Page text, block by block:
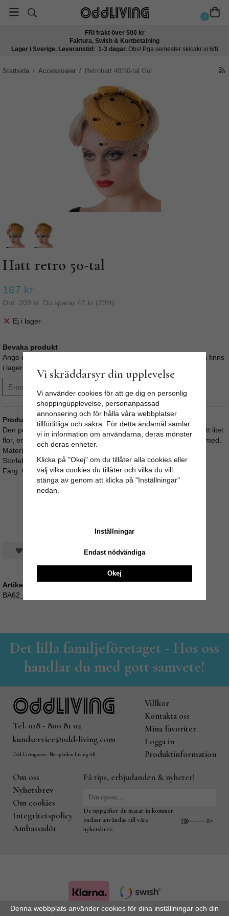
0
FRI frakt över 500 kr
Faktura, Swish & Kortbetalning
Lager i Sverige. Leveranstid: 1-3 dagar. Obs! Pga semester skicakr vi 6/8
Startsida / Accessoarer / Retrohatt 40/50-tal Gul
Hatt retro 50-tal
167 kr
Ord. 209 kr . Du sparar 42 kr (20%)
Ej i lager
Bevaka produkt
Ange din e-postadress nedan så meddelar vi dig när produkten finns
i lager! Din e-postadress sparas i upp till 180 dagar.
Produktbeskrivning:
Den perfekta hatten till din 1940/50 tals outfit. Hatten har ett nätt litet
flor, en blomsterdetalj samt ett litet clips att fästa hatten i håret med.
Material: 100% polyester
Storlek: 15 cm x 15 cm diameter.
Färg: Gul med svart flor
Spara som favorit
Artikelnummer:
BA62_AC2279G
Det lilla familjeföretaget - Hos oss
handlar du med gott samvete!
Tel. 018 - 800 81 02
kundservice@odd-living.com
Odd-Living.com - Norrgården Living AB
Villkor
Kontakta oss
Mina favoriter
Logga in
Produktinformation
Om oss
Nyhetsbrev
Om cookies
Integritetspolicy
Ambassadör
Få tips, erbjudanden & nyheter!
De uppgifter du matar in kommer
endast användas till våra
nyhetsbrev.
Denna webbplats använder cookies för dina inställningar och din
Vi skräddarsyr din upplevelse
Vi använder cookies för att ge dig en personlig
shoppingupplevelse, personanpassad
annonsering och för hålla våra webbplatser
tillförlitliga och säkra. För detta ändamål samlar
vi in information om användarna, deras mönster
och deras enheter.
Klicka på "Okej" om du tillåter alla cookies eller
välj vilka cookies du tillåter och vilka du vill
stänga av genom att klicka på "Inställningar"
nedan.
Inställningar
Endast nödvändiga
Okej